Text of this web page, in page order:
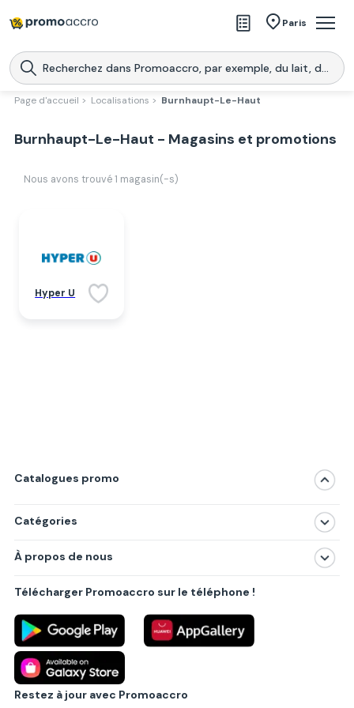
Paris
Magasins
Produits
Promoaccro
l'application
Page d'accueil > Localisations > Burnhaupt-Le-Haut
Burnhaupt-Le-Haut - Magasins et promotions
Nous avons trouvé 1 magasin(-s)
Hyper U
Catalogues promo
Catégories
Produits
Villes principales
À propos de nous
Politique de confidentialité
Règlements
Partenariat B2B
Blog
Contact
Télécharger Promoaccro sur le téléphone !
Restez à jour avec Promoaccro